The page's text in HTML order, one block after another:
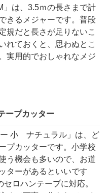
は、3.5ｍの長さまで計
きるメジャーです。普段
規だと長さが足りないこ
れておくと、思わぬとこ
実用的でおしゃれなメジ
ープカッター
小 ナチュラル」は、ど
プカッターです。小学校
う機会も多いので、お道
ターがあるといいです
ロハンテープに対応。